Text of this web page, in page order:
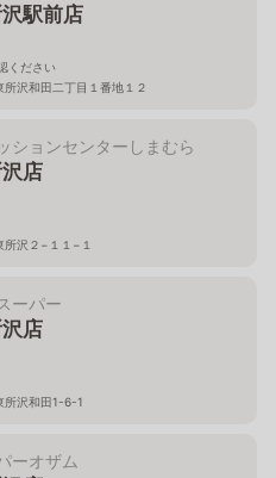
駅前店
ください
所沢和田二丁目１番地１２
ションセンターしまむら
店
所沢２−１１−１
ーパー
店
所沢和田1-6-1
ーオザム